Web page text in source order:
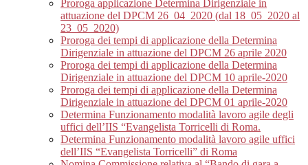
Proroga applicazione Determina Dirigenziale in
attuazione del DPCM 26_04_2020 (dal 18_05_2020 al
23_05_2020)
Proroga dei tempi di applicazione della Determina
Dirigenziale in attuazione del DPCM 26 aprile 2020
Proroga dei tempi di applicazione della Determina
Dirigenziale in attuazione del DPCM 10 aprile-2020
Proroga dei tempi di applicazione della Determina
Dirigenziale in attuazione del DPCM 01 aprile-2020
Determina Funzionamento modalità lavoro agile degli
uffici dell’IIS “Evangelista Torricelli di Roma.
Determina Funzionamento modalità lavoro agile uffici
dell’IIS “Evangelista Torricelli” di Roma